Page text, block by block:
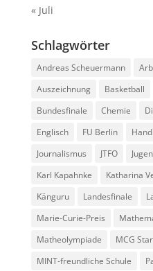
« Juli
Schlagwörter
Andreas Scheuermann
Auszeichnung
Basketball
Bundesfinale
Chemie
Englisch
FU Berlin
Journalismus
JTFO
Karl Kapahnke
Katharina
Känguru
Landesfinale
Marie-Curie-Preis
Matheolympiade
MCG
MINT-freundliche Schule